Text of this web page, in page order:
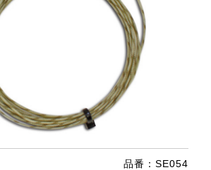
品番：SE054